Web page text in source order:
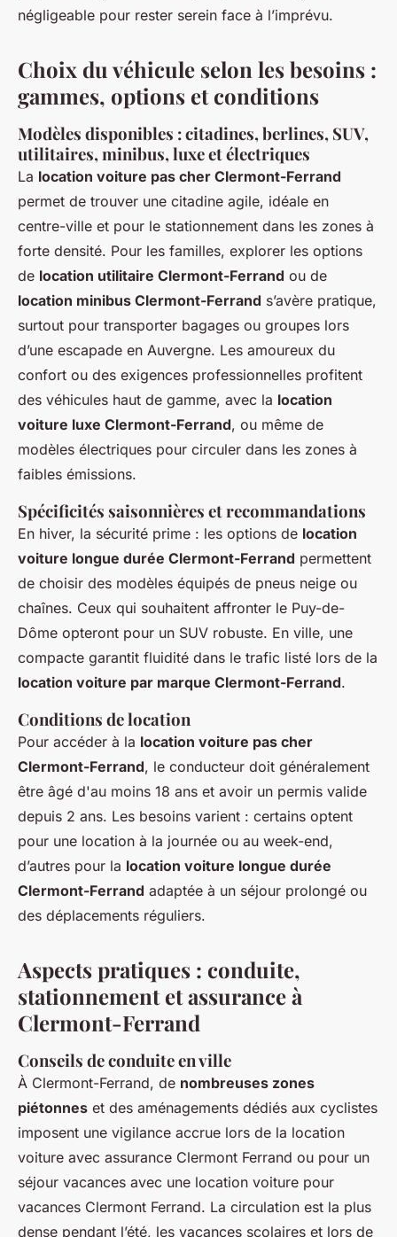
négligeable pour rester serein face à l’imprévu.
Choix du véhicule selon les besoins :
gammes, options et conditions
Modèles disponibles : citadines, berlines, SUV,
utilitaires, minibus, luxe et électriques
La location voiture pas cher Clermont-Ferrand
permet de trouver une citadine agile, idéale en
centre-ville et pour le stationnement dans les zones à
forte densité. Pour les familles, explorer les options
de location utilitaire Clermont-Ferrand ou de
location minibus Clermont-Ferrand s’avère pratique,
surtout pour transporter bagages ou groupes lors
d’une escapade en Auvergne. Les amoureux du
confort ou des exigences professionnelles profitent
des véhicules haut de gamme, avec la location
voiture luxe Clermont-Ferrand, ou même de
modèles électriques pour circuler dans les zones à
faibles émissions.
Spécificités saisonnières et recommandations
En hiver, la sécurité prime : les options de location
voiture longue durée Clermont-Ferrand permettent
de choisir des modèles équipés de pneus neige ou
chaînes. Ceux qui souhaitent affronter le Puy-de-
Dôme opteront pour un SUV robuste. En ville, une
compacte garantit fluidité dans le trafic listé lors de la
location voiture par marque Clermont-Ferrand.
Conditions de location
Pour accéder à la location voiture pas cher
Clermont-Ferrand, le conducteur doit généralement
être âgé d'au moins 18 ans et avoir un permis valide
depuis 2 ans. Les besoins varient : certains optent
pour une location à la journée ou au week-end,
d’autres pour la location voiture longue durée
Clermont-Ferrand adaptée à un séjour prolongé ou
des déplacements réguliers.
Aspects pratiques : conduite,
stationnement et assurance à
Clermont-Ferrand
Conseils de conduite en ville
À Clermont-Ferrand, de nombreuses zones
piétonnes et des aménagements dédiés aux cyclistes
imposent une vigilance accrue lors de la location
voiture avec assurance Clermont Ferrand ou pour un
séjour vacances avec une location voiture pour
vacances Clermont Ferrand. La circulation est la plus
dense pendant l’été, les vacances scolaires et lors de